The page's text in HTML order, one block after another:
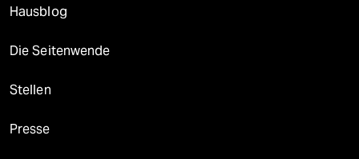
Hausblog
Die Seitenwende
Stellen
Presse